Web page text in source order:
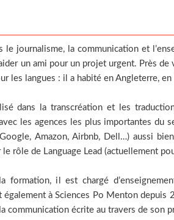
journalisme, la communication et
un ami pour un projet urgent. Près
les langues : il a habité en Angleterre,
dans la transcréation et les
les agences les plus importantes du
Amazon, Airbnb, Dell…) aussi
le rôle de Language Lead (actuellement
formation, il est chargé
à Sciences Po Menton
communication écrite au travers de son